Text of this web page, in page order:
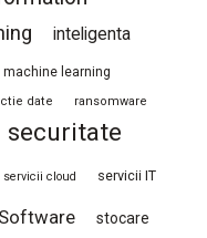
inteligenta
machine learning
date ransomware
securitate
servicii cloud servicii IT
Software stocare